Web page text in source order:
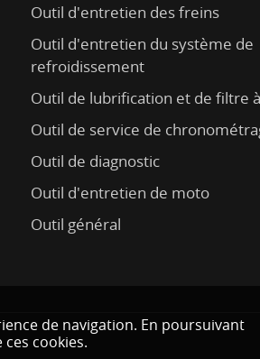
de navigation. En poursuivant
cookies.
Outil d'entretien des freins
Outil d'entretien du système de
refroidissement
Outil de lubrification et de filtre
Outil de service de
Outil de diagnostic
Outil d'entretien de moto
Outil général